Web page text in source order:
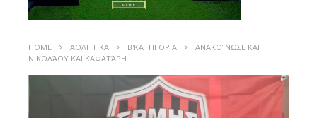
HOME ΑΘΛΗΤΙΚΑ Β'ΚΑΤΗΓΟΡΙΑ
ΑΝΑΚΟΊΝΩΣΕ ΚΑΙ
ΝΙΚΟΛΆΟΥ ΚΑΙ ΚΑΦΑΤΆΡΗ…